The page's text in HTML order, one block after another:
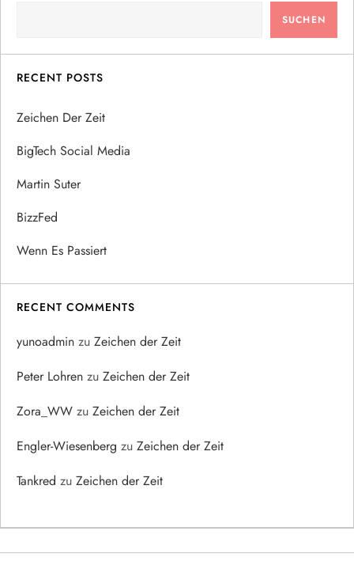
SUCHEN
RECENT POSTS
Zeichen Der Zeit
BigTech Social Media
Martin Suter
BizzFed
Wenn Es Passiert
RECENT COMMENTS
yunoadmin zu Zeichen der Zeit
Peter Lohren zu Zeichen der Zeit
Zora_WW zu Zeichen der Zeit
Engler-Wiesenberg zu Zeichen der Zeit
Tankred zu Zeichen der Zeit